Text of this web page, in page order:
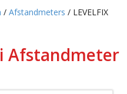
/ Afstandmeters / LEVELFIX
Afstandmeter